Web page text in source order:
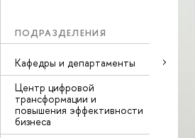
ПОДРАЗДЕЛЕНИЯ
Кафедры и департаменты
Центр цифровой
трансформации и
повышения эффективности
бизнеса